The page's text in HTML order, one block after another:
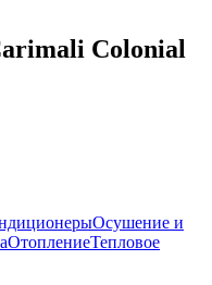
Colonial
Осушение и
ОтоплениеТепловое